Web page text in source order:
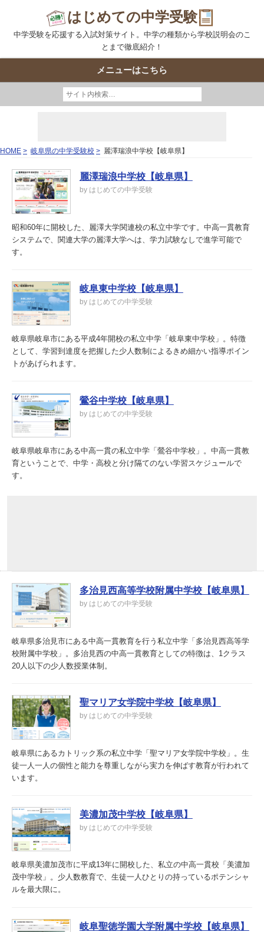
はじめての中学受験
中学受験を応援する入試対策サイト。中学の種類から学校説明会のこ
とまで徹底紹介！
メニューはこちら
HOME 岐阜県の中学受験校 麗澤瑞浪中学校【岐阜県】
麗澤瑞浪中学校【岐阜県】
by はじめての中学受験
昭和60年に開校した、麗澤大学関連校の私立中学です。中高一貫教育
システムで、関連大学の麗澤大学へは、学力試験なしで進学可能で
す。
岐阜東中学校【岐阜県】
by はじめての中学受験
岐阜県岐阜市にある平成4年開校の私立中学「岐阜東中学校」。特徴
として、学習到達度を把握した少人数制によるきめ細かい指導ポイン
トがあげられます。
鶯谷中学校【岐阜県】
by はじめての中学受験
岐阜県岐阜市にある中高一貫の私立中学「鶯谷中学校」。中高一貫教
育ということで、中学・高校と分け隔てのない学習スケジュールで
す。
多治見西高等学校附属中学校【岐阜県】
by はじめての中学受験
岐阜県多治見市にある中高一貫教育を行う私立中学「多治見西高等学
校附属中学校」。多治見西の中高一貫教育としての特徴は、1クラス
20人以下の少人数授業体制。
聖マリア女学院中学校【岐阜県】
by はじめての中学受験
岐阜県にあるカトリック系の私立中学「聖マリア女学院中学校」。生
徒一人一人の個性と能力を尊重しながら実力を伸ばす教育が行われて
います。
美濃加茂中学校【岐阜県】
by はじめての中学受験
岐阜県美濃加茂市に平成13年に開校した、私立の中高一貫校「美濃加
茂中学校」。少人数教育で、生徒一人ひとりの持っているポテンシャ
ルを最大限に。
岐阜聖徳学園大学附属中学校【岐阜県】